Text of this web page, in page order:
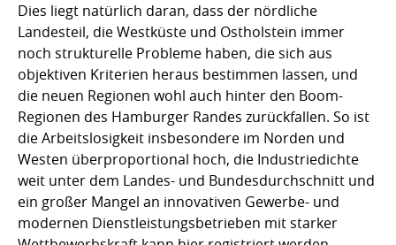
Dies liegt natürlich daran, dass der nördliche
Landesteil, die Westküste und Ostholstein immer
noch strukturelle Probleme haben, die sich aus
objektiven Kriterien heraus bestimmen lassen, und
die neuen Regionen wohl auch hinter den Boom-
Regionen des Hamburger Randes zurückfallen. So ist
die Arbeitslosigkeit insbesondere im Norden und
Westen überproportional hoch, die Industriedichte
weit unter dem Landes- und Bundesdurchschnitt und
ein großer Mangel an innovativen Gewerbe- und
modernen Dienstleistungsbetrieben mit starker